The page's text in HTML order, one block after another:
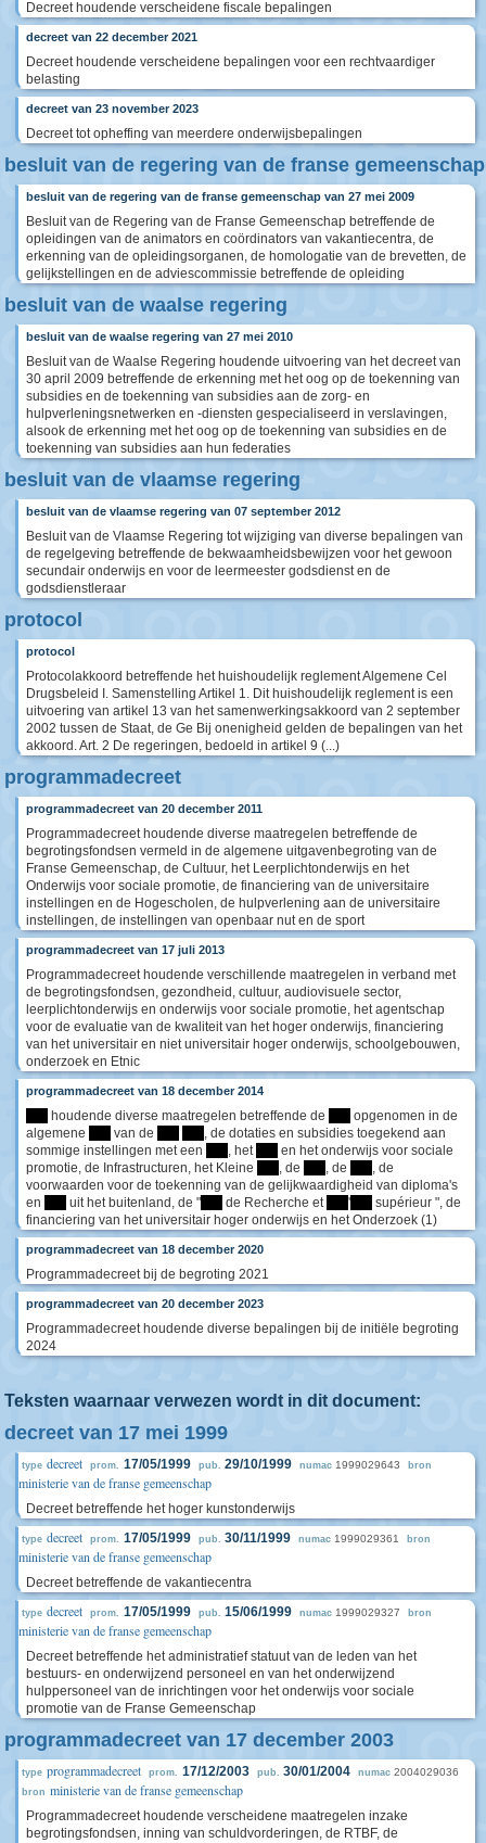
Decreet houdende verscheidene fiscale bepalingen
decreet van 22 december 2021
Decreet houdende verscheidene bepalingen voor een rechtvaardiger
belasting
decreet van 23 november 2023
Decreet tot opheffing van meerdere onderwijsbepalingen
besluit van de regering van de franse gemeenschap
besluit van de regering van de franse gemeenschap van 27 mei 2009
Besluit van de Regering van de Franse Gemeenschap betreffende de
opleidingen van de animators en coördinators van vakantiecentra, de
erkenning van de opleidingsorganen, de homologatie van de brevetten, de
gelijkstellingen en de adviescommissie betreffende de opleiding
besluit van de waalse regering
besluit van de waalse regering van 27 mei 2010
Besluit van de Waalse Regering houdende uitvoering van het decreet van
30 april 2009 betreffende de erkenning met het oog op de toekenning van
subsidies en de toekenning van subsidies aan de zorg- en
hulpverleningsnetwerken en -diensten gespecialiseerd in verslavingen,
alsook de erkenning met het oog op de toekenning van subsidies en de
toekenning van subsidies aan hun federaties
besluit van de vlaamse regering
besluit van de vlaamse regering van 07 september 2012
Besluit van de Vlaamse Regering tot wijziging van diverse bepalingen van
de regelgeving betreffende de bekwaamheidsbewijzen voor het gewoon
secundair onderwijs en voor de leermeester godsdienst en de
godsdienstleraar
protocol
protocol
Protocolakkoord betreffende het huishoudelijk reglement Algemene Cel
Drugsbeleid I. Samenstelling Artikel 1. Dit huishoudelijk reglement is een
uitvoering van artikel 13 van het samenwerkingsakkoord van 2 september
2002 tussen de Staat, de Ge Bij onenigheid gelden de bepalingen van het
akkoord. Art. 2 De regeringen, bedoeld in artikel 9 (...)
programmadecreet
programmadecreet van 20 december 2011
Programmadecreet houdende diverse maatregelen betreffende de
begrotingsfondsen vermeld in de algemene uitgavenbegroting van de
Franse Gemeenschap, de Cultuur, het Leerplichtonderwijs en het
Onderwijs voor sociale promotie, de financiering van de universitaire
instellingen en de Hogescholen, de hulpverlening aan de universitaire
instellingen, de instellingen van openbaar nut en de sport
programmadecreet van 17 juli 2013
Programmadecreet houdende verschillende maatregelen in verband met
de begrotingsfondsen, gezondheid, cultuur, audiovisuele sector,
leerplichtonderwijs en onderwijs voor sociale promotie, het agentschap
voor de evaluatie van de kwaliteit van het hoger onderwijs, financiering
van het universitair en niet universitair hoger onderwijs, schoolgebouwen,
onderzoek en Etnic
programmadecreet van 18 december 2014
houdende diverse maatregelen betreffende de
opgenomen in de
algemene
van de
, de dotaties en subsidies toegekend aan
sommige instellingen met een
, het
en het onderwijs voor sociale
promotie, de Infrastructuren, het Kleine
, de , de
, de
voorwaarden voor de toekenning van de gelijkwaardigheid van diploma's
en
uit het buitenland, de " de Recherche et '
supérieur ", de
financiering van het universitair hoger onderwijs en het Onderzoek (1)
programmadecreet van 18 december 2020
Programmadecreet bij de begroting 2021
programmadecreet van 20 december 2023
Programmadecreet houdende diverse bepalingen bij de initiële begroting
2024
Teksten waarnaar verwezen wordt in dit document:
decreet van 17 mei 1999
type decreet prom. 17/05/1999 pub. 29/10/1999 numac 1999029643 bron
ministerie van de franse gemeenschap
Decreet betreffende het hoger kunstonderwijs
type decreet prom. 17/05/1999 pub. 30/11/1999 numac 1999029361 bron
ministerie van de franse gemeenschap
Decreet betreffende de vakantiecentra
type decreet prom. 17/05/1999 pub. 15/06/1999 numac 1999029327 bron
ministerie van de franse gemeenschap
Decreet betreffende het administratief statuut van de leden van het
bestuurs- en onderwijzend personeel en van het onderwijzend
hulppersoneel van de inrichtingen voor het onderwijs voor sociale
promotie van de Franse Gemeenschap
programmadecreet van 17 december 2003
type programmadecreet prom. 17/12/2003 pub. 30/01/2004 numac 2004029036
bron ministerie van de franse gemeenschap
Programmadecreet houdende verscheidene maatregelen inzake
begrotingsfondsen, inning van schuldvorderingen, de RTBF, de